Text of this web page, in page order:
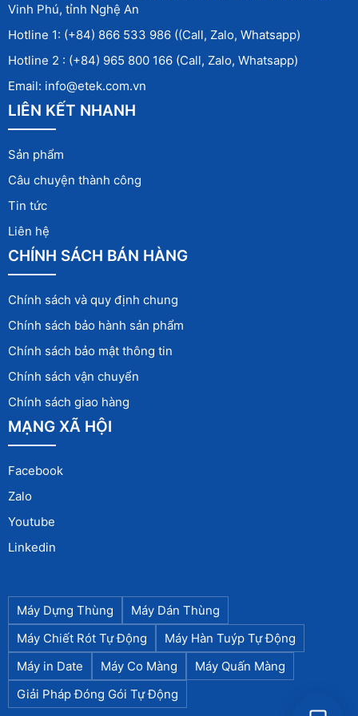
Vinh Phú, tỉnh Nghệ An
Hotline 1: (+84) 866 533 986 ((Call, Zalo, Whatsapp)
Hotline 2 : (+84) 965 800 166 (Call, Zalo, Whatsapp)
Email: info@etek.com.vn
LIÊN KẾT NHANH
Sản phẩm
Câu chuyện thành công
Tin tức
Liên hệ
CHÍNH SÁCH BÁN HÀNG
Chính sách và quy định chung
Chính sách bảo hành sản phẩm
Chính sách bảo mật thông tin
Chính sách vận chuyển
Chính sách giao hàng
MẠNG XÃ HỘI
Facebook
Zalo
Youtube
Linkedin
Máy Dựng Thùng
Máy Dán Thùng
Máy Chiết Rót Tự Động
Máy Hàn Tuýp Tự Động
Máy in Date
Máy Co Màng
Máy Quấn Màng
Giải Pháp Đóng Gói Tự Động